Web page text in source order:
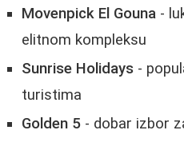
Movenpick El Gouna -
elitnom kompleksu
Sunrise Holidays -
turistima
Golden 5 - dobar izbor